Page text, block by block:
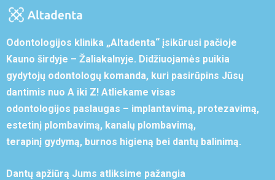
Odontologijos klinika „Altadenta“ įsikūrusi pačioje
Kauno širdyje – Žaliakalnyje. Didžiuojamės puikia
gydytojų odontologų komanda, kuri pasirūpins Jūsų
dantimis nuo A iki Z! Atliekame visas
odontologijos paslaugas – implantavimą, protezavimą,
estetinį plombavimą, kanalų plombavimą,
terapinį gydymą, burnos higieną bei dantų balinimą.
Dantų apžiūrą Jums atliksime pažangia